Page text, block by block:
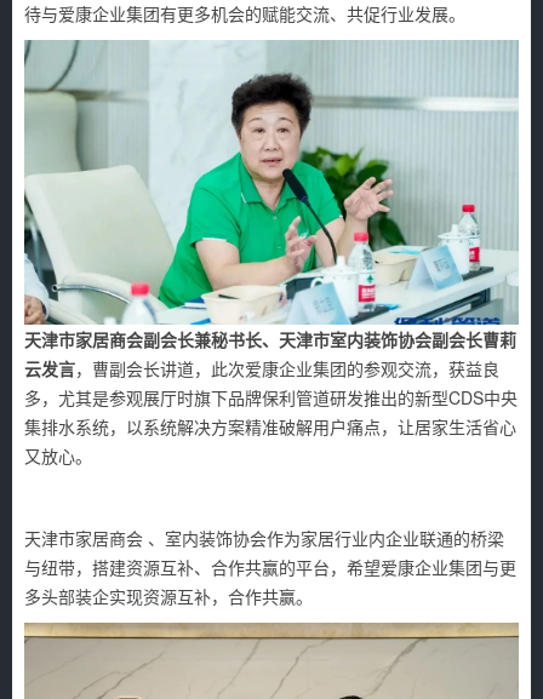
待与爱康企业集团有更多机会的赋能交流、共促行业发展。
天津市家居商会副会长兼秘书长、天津市室内装饰协会副会长曹莉
云发言，曹副会长讲道，此次爱康企业集团的参观交流，获益良
多，尤其是参观展厅时旗下品牌保利管道研发推出的新型CDS中央
集排水系统，以系统解决方案精准破解用户痛点，让居家生活省心
又放心。
天津市家居商会 、室内装饰协会作为家居行业内企业联通的桥梁
与纽带，搭建资源互补、合作共赢的平台，希望爱康企业集团与更
多头部装企实现资源互补，合作共赢。